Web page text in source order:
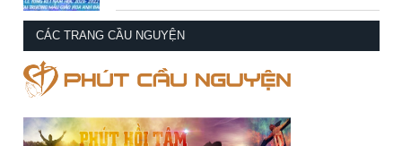
CÁC TRANG CẦU NGUYỆN